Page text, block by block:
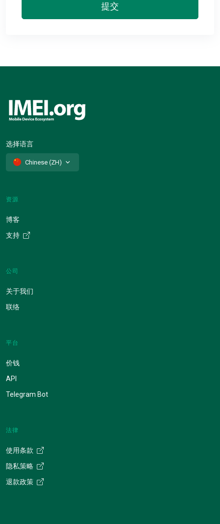
提交
选择语言
Chinese (ZH)
资源
博客
支持
公司
关于我们
联络
平台
价钱
API
Telegram Bot
法律
使用条款
隐私策略
退款政策